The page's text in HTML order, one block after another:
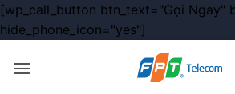
[wp_call_button btn_text="Gọi Ngay"
hide_phone_icon="yes"]
nội